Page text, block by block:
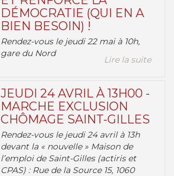
DÉMOCRATIE (QUI EN A
BIEN BESOIN) !
Rendez-vous le jeudi 22 mai à 10h,
gare du Nord
Lire la suite
JEUDI 24 AVRIL À 13H00 -
MARCHE EXCLUSION
CHÔMAGE SAINT-GILLES
Rendez-vous le jeudi 24 avril à 13h
devant la « nouvelle » Maison de
l’emploi de Saint-Gilles (actiris et
CPAS) : Rue de la Source 15, 1060